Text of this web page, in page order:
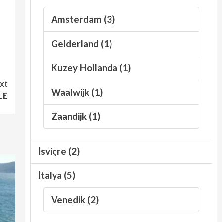
Amsterdam (3)
Gelderland (1)
Kuzey Hollanda (1)
Waalwijk (1)
Zaandijk (1)
İsviçre (2)
İtalya (5)
Venedik (2)